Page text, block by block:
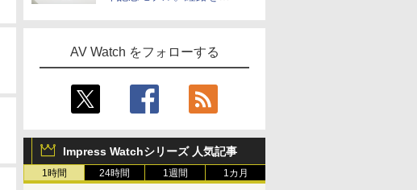
AV Watch をフォローする
Impress Watchシリーズ 人気記事
1時間 24時間 1週間 1カ月